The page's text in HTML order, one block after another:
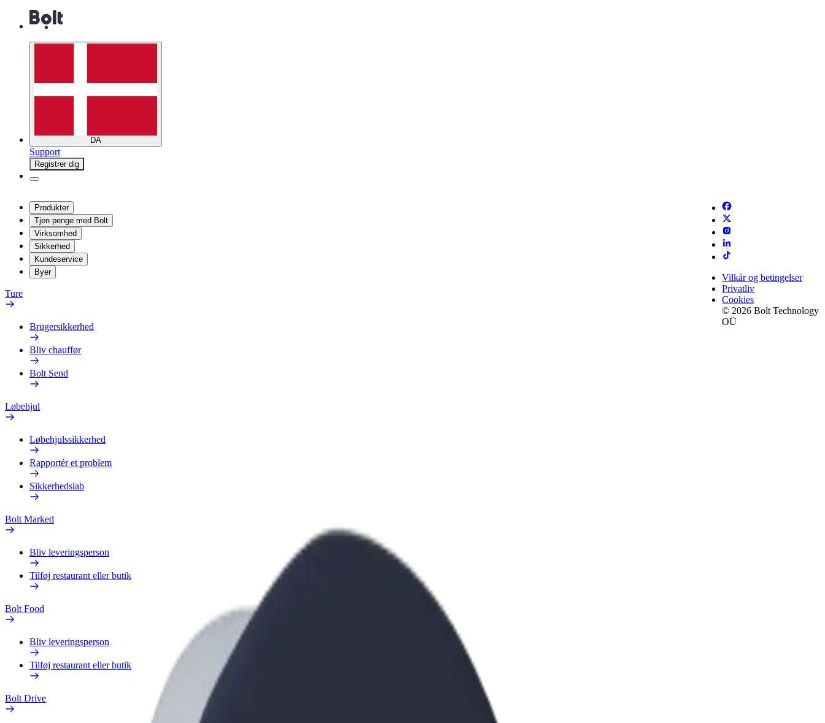
DA
Support
Registrer dig
Produkter
Tjen penge med Bolt
Virksomhed
Sikkerhed
Kundeservice
Byer
Ture
Brugersikkerhed
Bliv chauffør
Bolt Send
Løbehjul
Løbehjulssikkerhed
Rapportér et problem
Sikkerhedslab
Bolt Marked
Bliv leveringsperson
Tilføj restaurant eller butik
Bolt Food
Bliv leveringsperson
Tilføj restaurant eller butik
Bolt Drive
Vilkår og betingelser
Privatliv
Cookies
© 2026 Bolt Technology
OÜ